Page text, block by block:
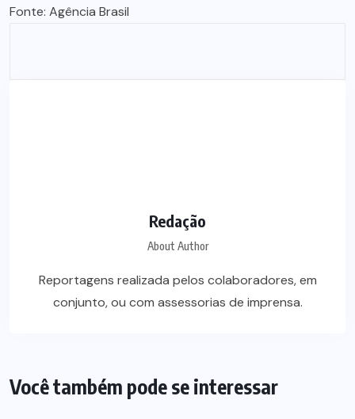
Fonte: Agência Brasil
Redação
About Author
Reportagens realizada pelos colaboradores, em
conjunto, ou com assessorias de imprensa.
Você também pode se interessar